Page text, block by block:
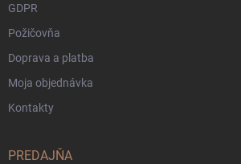
GDPR
Požičovňa
Doprava a platba
Moja objednávka
Kontakty
PREDAJŇA